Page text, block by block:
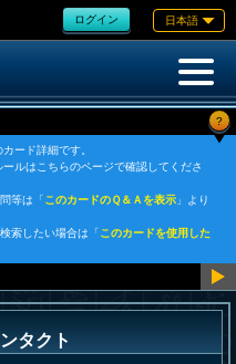
ログイン 日本語
?
ード詳細です。
ルはこちらのページで確認してくださ
等は「このカードのＱ＆Ａを表示 」より
索したい場合は「このカードを使用した
タクト